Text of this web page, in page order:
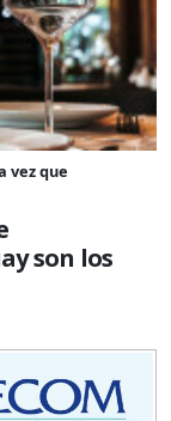
vez que
son los